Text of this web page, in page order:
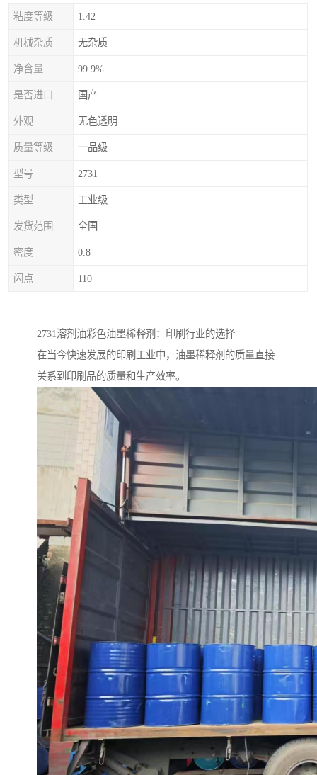
粘度等级 1.42
机械杂质 无杂质
净含量 99.9%
是否进口 国产
外观 无色透明
质量等级 一品级
型号 2731
类型 工业级
发货范围 全国
密度 0.8
闪点 110
2731溶剂油彩色油墨稀释剂：印刷行业的选择
在当今快速发展的印刷工业中，油墨稀释剂的质量直接
关系到印刷品的质量和生产效率。